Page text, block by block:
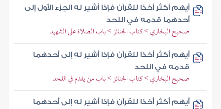
أيهم أكثر أخذا للقرآن فإذا أشير له الجزء الأول إلى
أحدهما قدمه في اللحد
صحيح البخاري > كتاب الجنائز > باب الصلاة على الشهيد
أيهم أكثر أخذا للقرآن فإذا أشير له إلى أحدهما
قدمه في اللحد
صحيح البخاري > كتاب الجنائز > باب من يقدم في اللحد
أيهم أكثر أخذا للقرآن فإذا أشير له إلى أحدهما